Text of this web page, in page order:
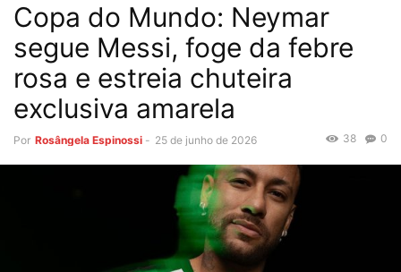
Copa do Mundo: Neymar
segue Messi, foge da febre
rosa e estreia chuteira
exclusiva amarela
Por Rosângela Espinossi - 25 de junho de 2026 0
38